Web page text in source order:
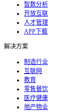
智数分析
开放互联
人才管理
APP下载
解决方案
制造行业
互联网
教育
零售餐饮
医疗健康
地产物业